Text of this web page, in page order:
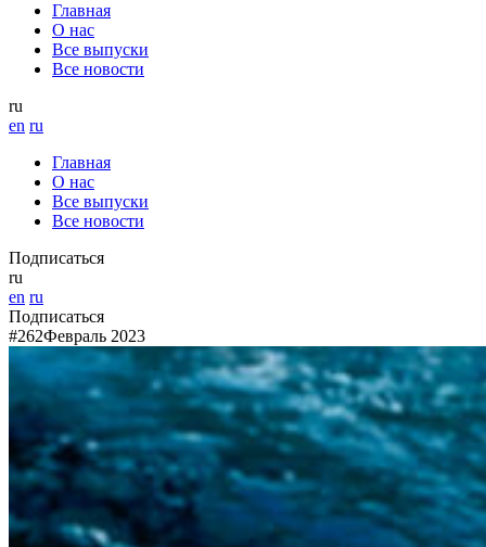
Главная
О нас
Все выпуски
Все новости
ru
en ru
Главная
О нас
Все выпуски
Все новости
Подписаться
ru
en ru
Подписаться
#262Февраль 2023